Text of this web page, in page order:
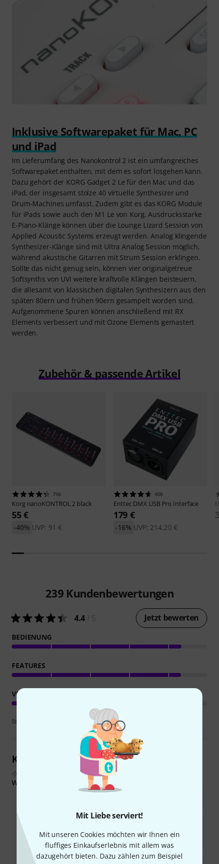
Mit Liebe serviert!
Mit unseren Cookies möchten wir Ihnen ein
fluffiges Einkaufserlebnis mit allem was
dazugehört bieten. Dazu zählen zum Beispiel
Inklusive Softwarepaket für Mac, PC
und iPad
Im Lieferumfang des Nanokontrol 2 ist ein umfangreiches
Softwarepaket enthalten, mit dem es sofort losgehen kann.
Dazu gehört der KORG Gadget 2 Le für den Mac und das
iPad, der insgesamt stolze 40 virtuelle Synthesizer und
Drum-Machines umfasst. Zudem gibt es das KORG Module
für iPads sowie auch den M1 Le von Korg. Ausdrucksstarke
E-Piano-Klänge können über die Lounge Lizard Session von
Applied Acoustic Systems erzeugt werden. Analog klingende
Synthesizer-Klänge sind mit Ultra Analog Session möglich,
während akustische Gitarren mit Strum Session erklingen.
Sollte das nicht genug sein, können vier originalgetreue
Softsynths von UVI weitere kraftvolle Klängen beisteuern,
die allesamt von klassischen digitalen Synthesizern aus den
späten 80ern und frühen 90ern gesampelt worden sind.
Aufgenommene Spuren können anschließend mit RX
Elements verbessert und mit Ozone Elements gemastert
werden.
Zubehör & passende Artikel
766
Korg nanoKONTROL 2 black
55 €
UVP: 91 €
-40%
408
EnttecDMX USB Pro Interface
179 €
UVP: 214,20 €
-16%
239 Kundenbewertungen
4.4 Jetzt bewerten
BEDIENUNG
FEATURES
VERARBEITUNG
Bewertungsrichtlinien
Kundenrezensionen im Überblick
Aus echten Käuferbewertungen, zusammengefasst durch KI
Was Käufern gefiel:
ermöglicht die grundlegende MIDI-Steuerung in einem
kompakten Design.
Durch seine Tragbarkeit und geringe Größe eignet es sich ideal